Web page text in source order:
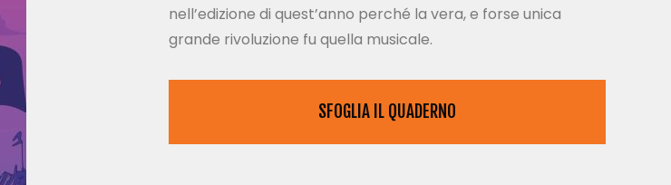
nell’edizione di quest’anno perché la vera, e forse unica
grande rivoluzione fu quella musicale.
SFOGLIA IL QUADERNO